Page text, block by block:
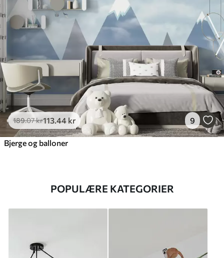
189.07kr113 .44 kr 9
Bjerge og balloner
POPULÆRE KATEGORIER